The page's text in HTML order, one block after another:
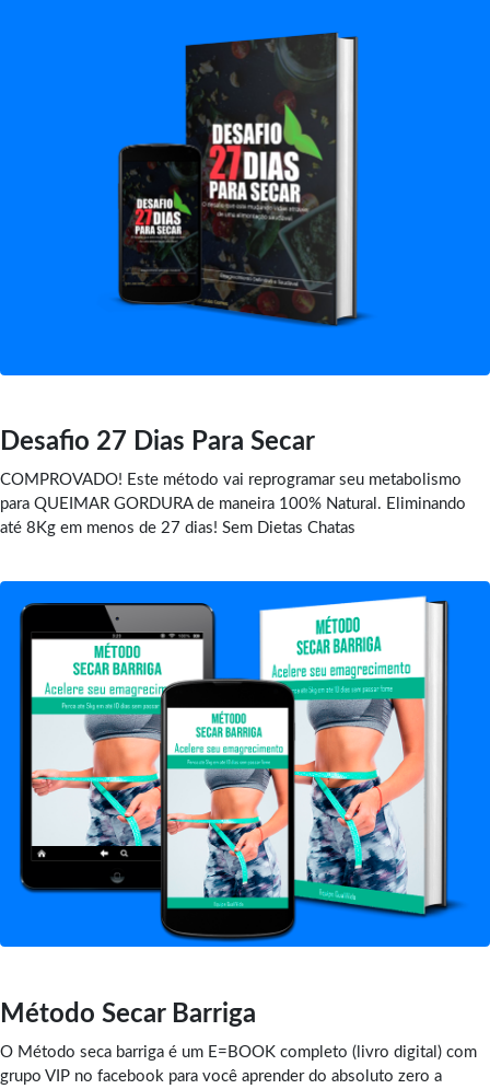
Desafio 27 Dias Para Secar
COMPROVADO! Este método vai reprogramar seu metabolismo
para QUEIMAR GORDURA de maneira 100% Natural. Eliminando
até 8Kg em menos de 27 dias! Sem Dietas Chatas
Método Secar Barriga
O Método seca barriga é um E=BOOK completo (livro digital) com
grupo VIP no facebook para você aprender do absoluto zero a